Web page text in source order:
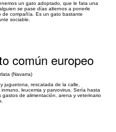
un gato adoptado, que le fata una
se pase días alternos a ponerle
de compañía. Es un gato bastante
sociable.
común europeo
(Navarra)
juguetona, rescatada de la calle,
leucemia y parvovirus. Sería hasta
de alimentación, arena y veterinario